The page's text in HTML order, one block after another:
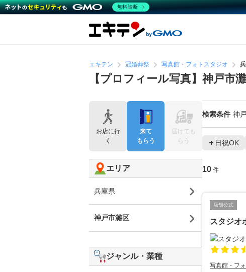
エキテン 冠婚葬祭 写真館・フォトスタジオ
【プロフィール写真】神戸市
検索条件 神
日祝OK
10 件
店舗公式
スタジオ
写真館・フ
お店に行
く
来て
もらう
届けても
らう
エリア
兵庫県
神戸市灘区
ジャンル・業種
無料診断